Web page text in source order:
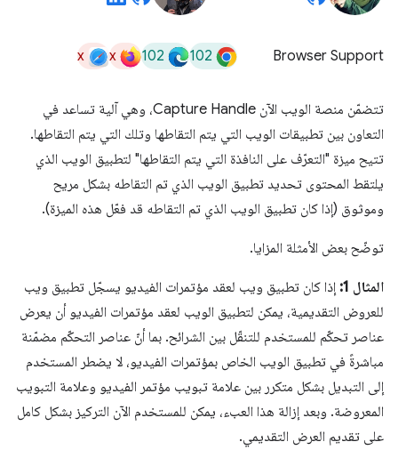
Browser Support
102
102
x
x
تتضمّن منصة الويب الآن Capture Handle، وهي آلية تساعد في
التعاون بين تطبيقات الويب التي يتم التقاطها وتلك التي يتم التقاطها.
تتيح ميزة "التعرّف على النافذة التي يتم التقاطها" لتطبيق الويب الذي
يلتقط المحتوى تحديد تطبيق الويب الذي تم التقاطه بشكل مريح
وموثوق (إذا كان تطبيق الويب الذي تم التقاطه قد فعّل هذه الميزة).
توضّح بعض الأمثلة المزايا.
المثال 1:
إذا كان تطبيق ويب لعقد مؤتمرات الفيديو يسجّل تطبيق ويب
للعروض التقديمية، يمكن لتطبيق الويب لعقد مؤتمرات الفيديو أن يعرض
عناصر تحكّم للمستخدم للتنقّل بين الشرائح. بما أنّ عناصر التحكّم مضمّنة
مباشرةً في تطبيق الويب الخاص بمؤتمرات الفيديو، لا يضطر المستخدم
إلى التبديل بشكل متكرر بين علامة تبويب مؤتمر الفيديو وعلامة التبويب
المعروضة. وبعد إزالة هذا العبء، يمكن للمستخدم الآن التركيز بشكل كامل
على تقديم العرض التقديمي.